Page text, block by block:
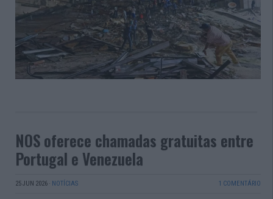
NOS oferece chamadas gratuitas entre
Portugal e Venezuela
25 JUN 2026 · NOTÍCIAS 1 COMENTÁRIO